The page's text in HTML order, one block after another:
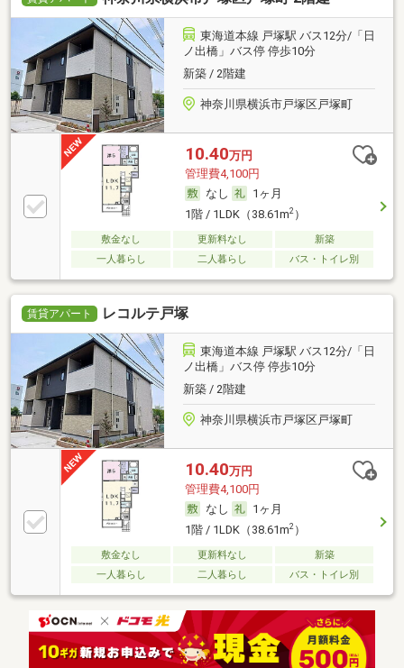
東海道本線 戸塚駅 バス12分/「日
ノ出橋」バス停 停歩10分
新築 / 2階建
神奈川県横浜市戸塚区戸塚町
10.40万円
管理費4,100円
なし
1ヶ月
1階 / 1LDK（38.61m2）
敷金なし 更新料なし
新築
一人暮らし
二人暮らし バス・トイレ別
賃貸アパート レコルテ戸塚
東海道本線 戸塚駅 バス12分/「日
ノ出橋」バス停 停歩10分
新築 / 2階建
神奈川県横浜市戸塚区戸塚町
10.40万円
管理費4,100円
なし
1ヶ月
1階 / 1LDK（38.61m2）
敷金なし 更新料なし
新築
一人暮らし
二人暮らし バス・トイレ別